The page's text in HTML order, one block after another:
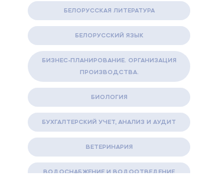
БЕЛОРУССКАЯ ЛИТЕРАТУРА
БЕЛОРУССКИЙ ЯЗЫК
БИЗНЕС-ПЛАНИРОВАНИЕ. ОРГАНИЗАЦИЯ
ПРОИЗВОДСТВА.
БИОЛОГИЯ
БУХГАЛТЕРСКИЙ УЧЕТ, АНАЛИЗ И АУДИТ
ВЕТЕРИНАРИЯ
ВОДОСНАБЖЕНИЕ И ВОДООТВЕДЕНИЕ